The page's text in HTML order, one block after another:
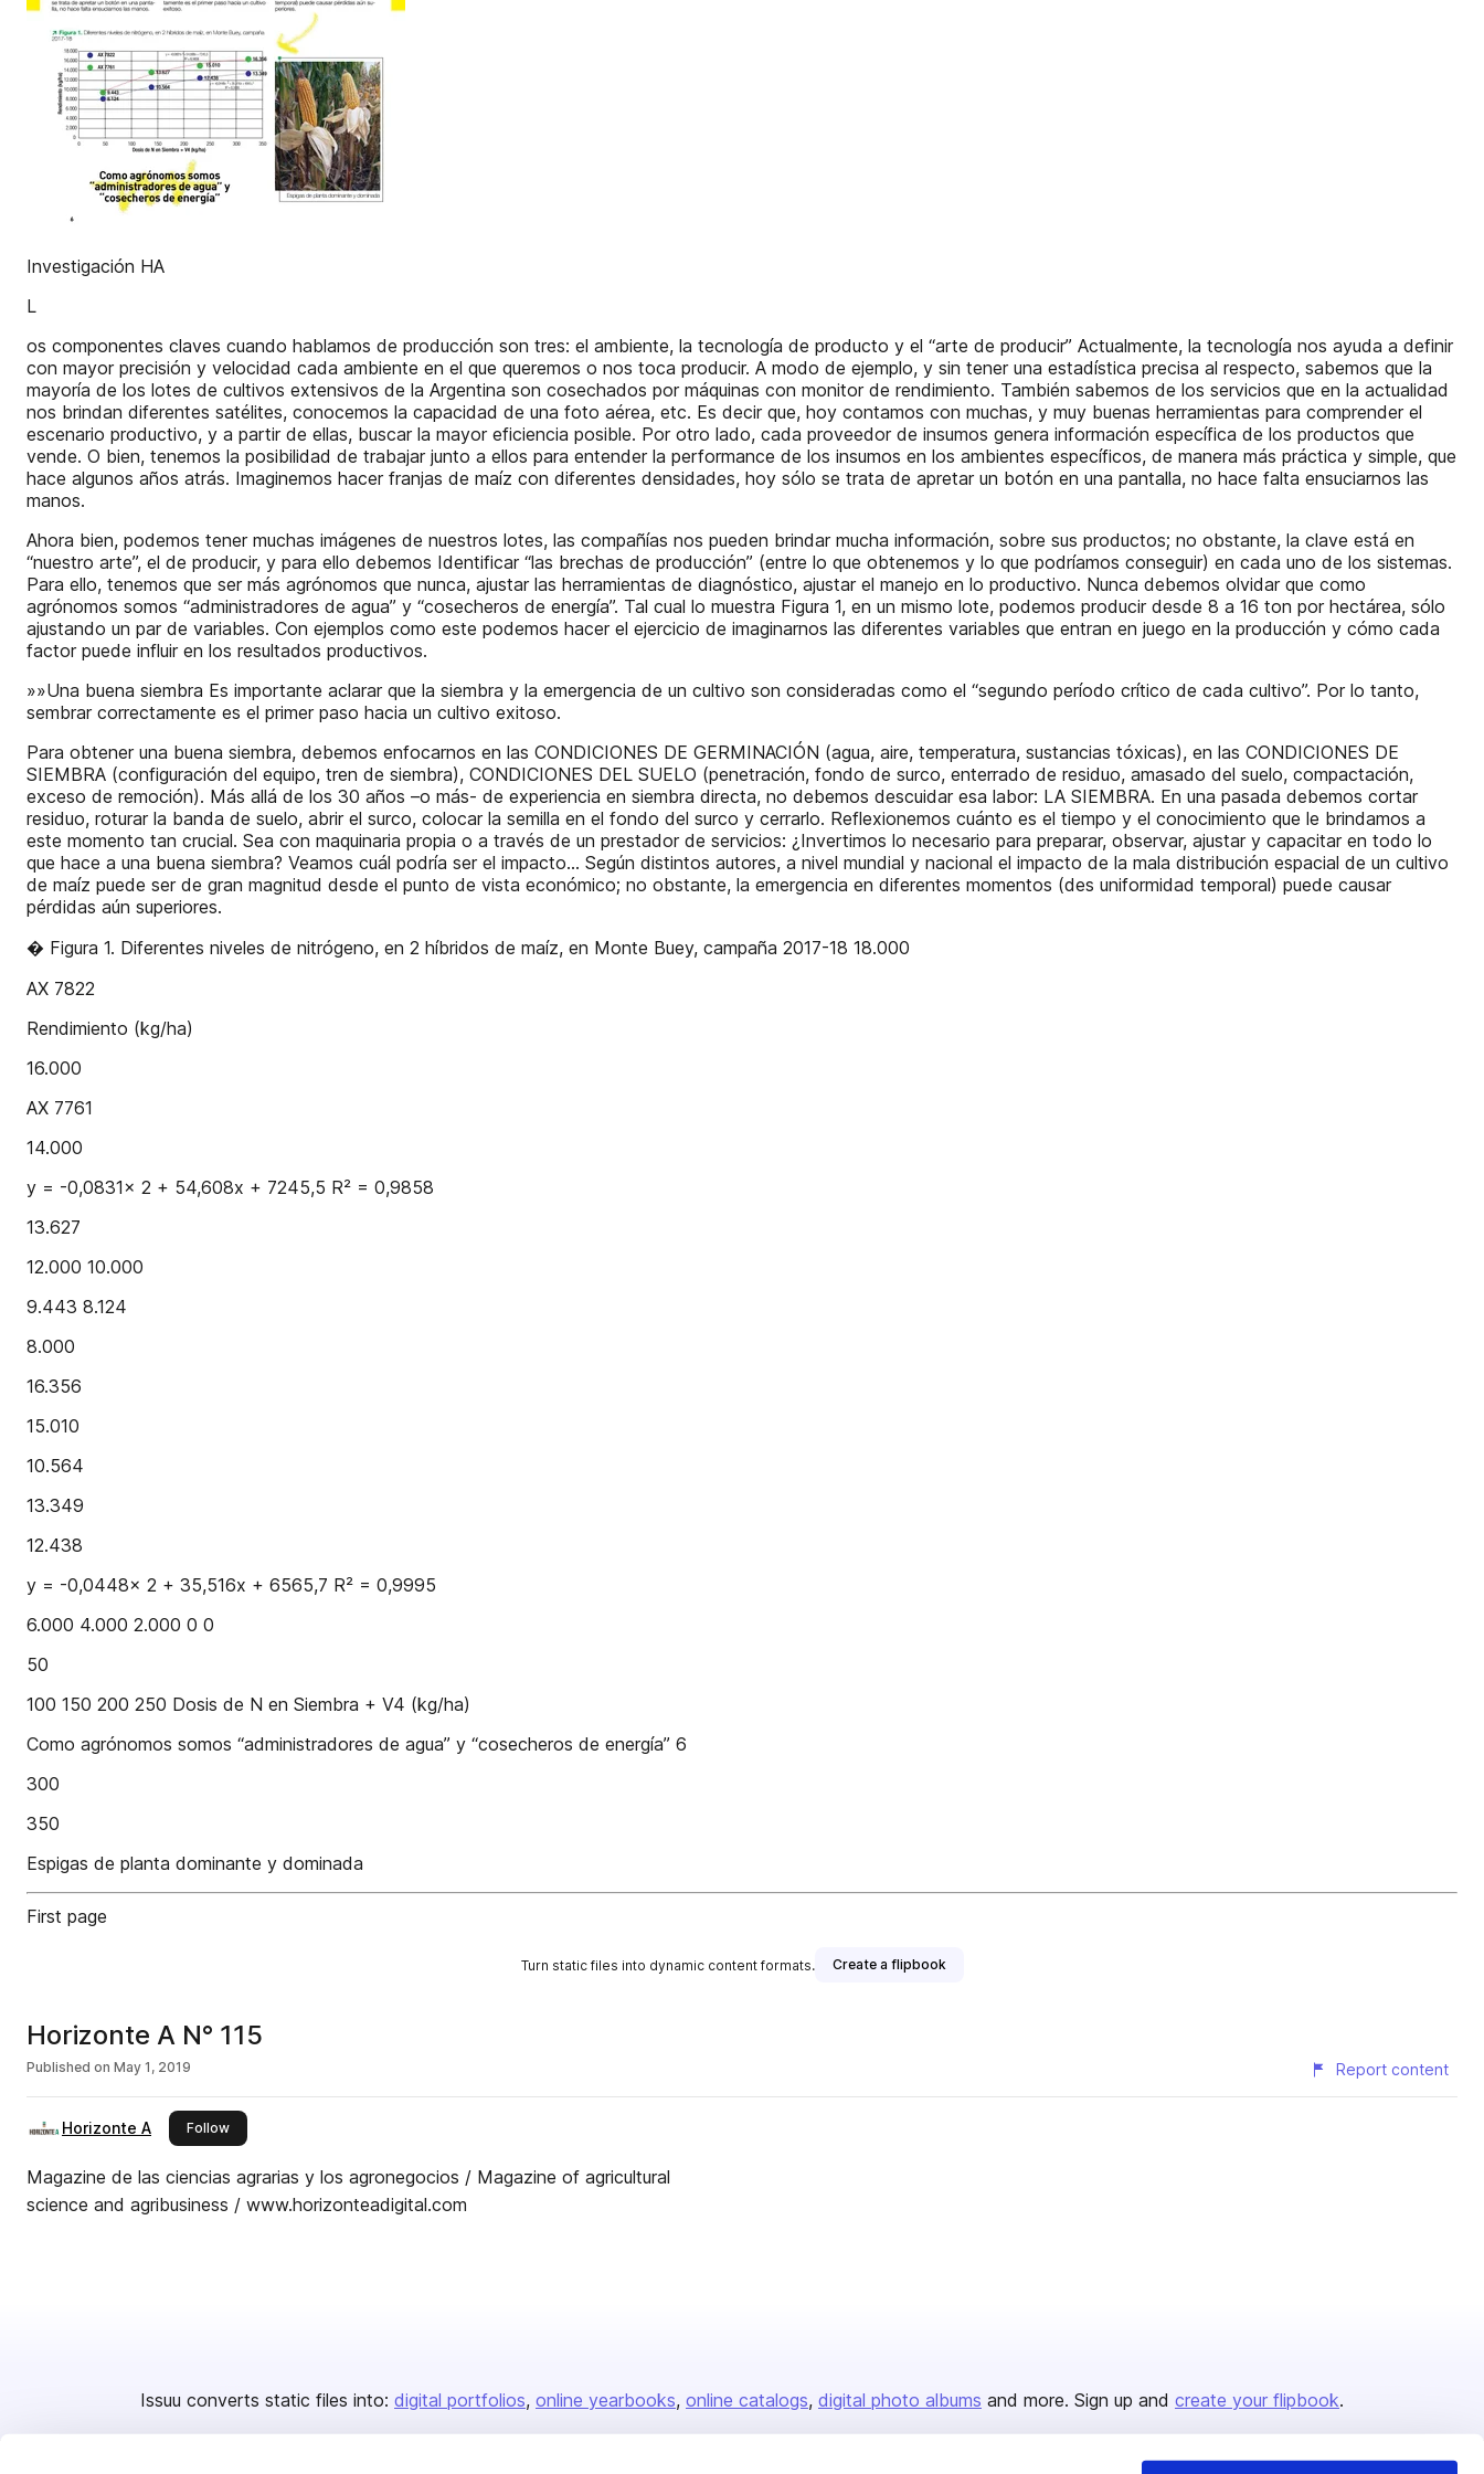
Investigación HA
L
os componentes claves cuando hablamos de producción son tres: el ambiente, la tecnología de producto y el “arte de producir” Actualmente, la tecnología nos ayuda a definir
con mayor precisión y velocidad cada ambiente en el que queremos o nos toca producir. A modo de ejemplo, y sin tener una estadística precisa al respecto, sabemos que la
mayoría de los lotes de cultivos extensivos de la Argentina son cosechados por máquinas con monitor de rendimiento. También sabemos de los servicios que en la actualidad
nos brindan diferentes satélites, conocemos la capacidad de una foto aérea, etc. Es decir que, hoy contamos con muchas, y muy buenas herramientas para comprender el
escenario productivo, y a partir de ellas, buscar la mayor eficiencia posible. Por otro lado, cada proveedor de insumos genera información específica de los productos que
vende. O bien, tenemos la posibilidad de trabajar junto a ellos para entender la performance de los insumos en los ambientes específicos, de manera más práctica y simple, que
hace algunos años atrás. Imaginemos hacer franjas de maíz con diferentes densidades, hoy sólo se trata de apretar un botón en una pantalla, no hace falta ensuciarnos las
manos.
Ahora bien, podemos tener muchas imágenes de nuestros lotes, las compañías nos pueden brindar mucha información, sobre sus productos; no obstante, la clave está en
“nuestro arte”, el de producir, y para ello debemos Identificar “las brechas de producción” (entre lo que obtenemos y lo que podríamos conseguir) en cada uno de los sistemas.
Para ello, tenemos que ser más agrónomos que nunca, ajustar las herramientas de diagnóstico, ajustar el manejo en lo productivo. Nunca debemos olvidar que como
agrónomos somos “administradores de agua” y “cosecheros de energía”. Tal cual lo muestra Figura 1, en un mismo lote, podemos producir desde 8 a 16 ton por hectárea, sólo
ajustando un par de variables. Con ejemplos como este podemos hacer el ejercicio de imaginarnos las diferentes variables que entran en juego en la producción y cómo cada
factor puede influir en los resultados productivos.
»»Una buena siembra Es importante aclarar que la siembra y la emergencia de un cultivo son consideradas como el “segundo período crítico de cada cultivo”. Por lo tanto,
sembrar correctamente es el primer paso hacia un cultivo exitoso.
Para obtener una buena siembra, debemos enfocarnos en las CONDICIONES DE GERMINACIÓN (agua, aire, temperatura, sustancias tóxicas), en las CONDICIONES DE
SIEMBRA (configuración del equipo, tren de siembra), CONDICIONES DEL SUELO (penetración, fondo de surco, enterrado de residuo, amasado del suelo, compactación,
exceso de remoción). Más allá de los 30 años –o más- de experiencia en siembra directa, no debemos descuidar esa labor: LA SIEMBRA. En una pasada debemos cortar
residuo, roturar la banda de suelo, abrir el surco, colocar la semilla en el fondo del surco y cerrarlo. Reflexionemos cuánto es el tiempo y el conocimiento que le brindamos a
este momento tan crucial. Sea con maquinaria propia o a través de un prestador de servicios: ¿Invertimos lo necesario para preparar, observar, ajustar y capacitar en todo lo
que hace a una buena siembra? Veamos cuál podría ser el impacto… Según distintos autores, a nivel mundial y nacional el impacto de la mala distribución espacial de un cultivo
de maíz puede ser de gran magnitud desde el punto de vista económico; no obstante, la emergencia en diferentes momentos (des uniformidad temporal) puede causar
pérdidas aún superiores.
� Figura 1. Diferentes niveles de nitrógeno, en 2 híbridos de maíz, en Monte Buey, campaña 2017-18 18.000
AX 7822
Rendimiento (kg/ha)
16.000
AX 7761
14.000
y = -0,0831x 2 + 54,608x + 7245,5 R² = 0,9858
13.627
12.000 10.000
9.443 8.124
8.000
16.356
15.010
10.564
13.349
12.438
y = -0,0448x 2 + 35,516x + 6565,7 R² = 0,9995
6.000 4.000 2.000 0 0
50
100 150 200 250 Dosis de N en Siembra + V4 (kg/ha)
Como agrónomos somos “administradores de agua” y “cosecheros de energía” 6
300
350
Espigas de planta dominante y dominada
First page
Turn static files into dynamic content formats. Create a flipbook
Horizonte A N° 115
Published on May 1, 2019 Report content
Horizonte A Followthis publisher
Magazine de las ciencias agrarias y los agronegocios / Magazine of agricultural
science and agribusiness / www.horizonteadigital.com
Issuu converts static files into: digital portfolios online yearbooks online catalogs digital photo albums and more. Sign up and create your flipbook.